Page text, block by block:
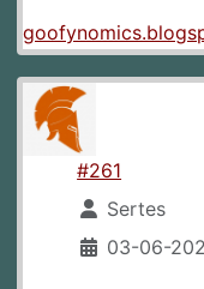
#261
Sertes
03-06-